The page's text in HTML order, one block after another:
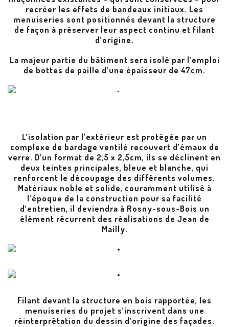
recréer les effets de bandeaux initiaux. Les
menuiseries sont positionnés devant la structure
de façon à préserver leur aspect continu et filant
d’origine.
La majeur partie du bâtiment sera isolé par l’emploi
de bottes de paille d’une épaisseur de 47cm.
L’isolation par l’extérieur est protégée par un
complexe de bardage ventilé recouvert d’émaux de
verre. D’un format de 2,5 x 2,5cm, ils se déclinent en
deux teintes principales, bleue et blanche, qui
renforcent le découpage des différents volumes.
Matériaux noble et solide, couramment utilisé à
l’époque de la construction pour sa facilité
d’entretien, il deviendra à Rosny-sous-Bois un
élément récurrent des réalisations de Jean de
Mailly.
Filant devant la structure en bois rapportée, les
menuiseries du projet s’inscrivent dans une
réinterprétation du dessin d’origine des façades.